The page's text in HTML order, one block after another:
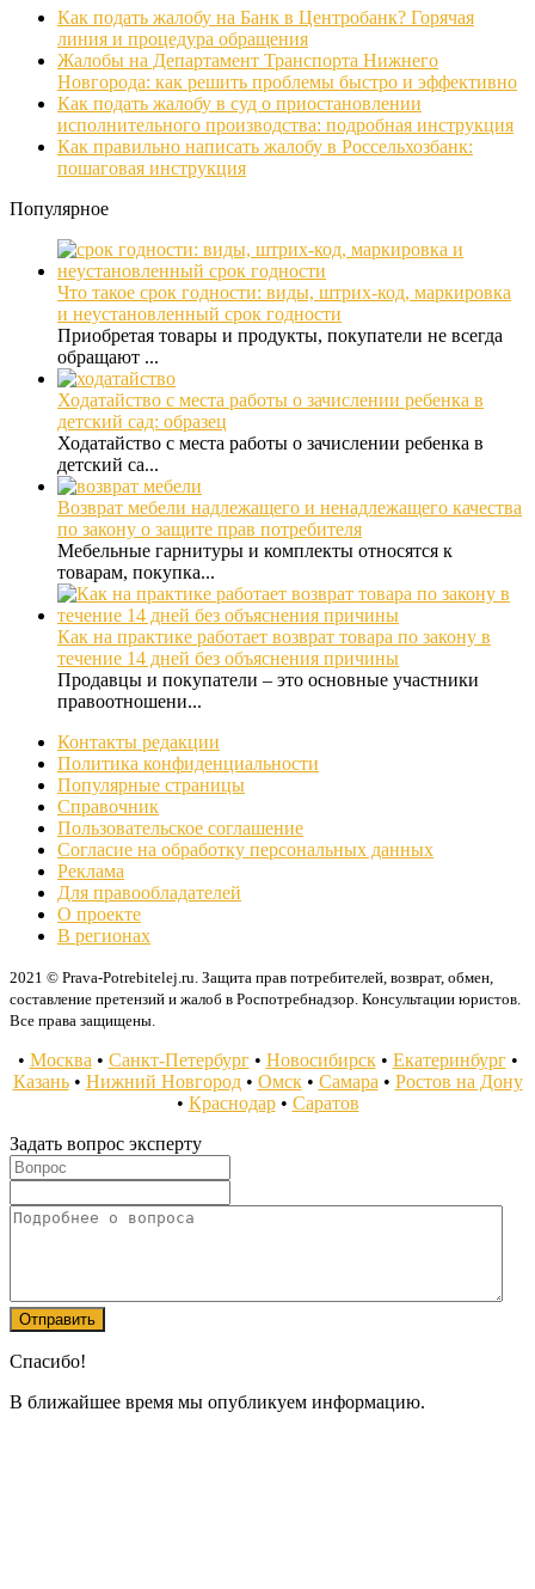
Как подать жалобу на Банк в Центробанк? Горячая
линия и процедура обращения
Жалобы на Департамент Транспорта Нижнего
Новгорода: как решить проблемы быстро и эффективно
Как подать жалобу в суд о приостановлении
исполнительного производства: подробная инструкция
Как правильно написать жалобу в Россельхозбанк:
пошаговая инструкция
Популярное
Что такое срок годности: виды, штрих-код, маркировка
и неустановленный срок годности
Приобретая товары и продукты, покупатели не всегда
обращают ...
Ходатайство с места работы о зачислении ребенка в
детский сад: образец
Ходатайство с места работы о зачислении ребенка в
детский са...
Возврат мебели надлежащего и ненадлежащего качества
по закону о защите прав потребителя
Мебельные гарнитуры и комплекты относятся к
товарам, покупка...
Как на практике работает возврат товара по закону в
течение 14 дней без объяснения причины
Продавцы и покупатели – это основные участники
правоотношени...
Контакты редакции
Политика конфиденциальности
Популярные страницы
Справочник
Пользовательское соглашение
Согласие на обработку персональных данных
Реклама
Для правообладателей
О проекте
В регионах
2021 © Prava-Potrebitelej.ru. Защита прав потребителей, возврат, обмен,
составление претензий и жалоб в Роспотребнадзор. Консультации юристов.
Все права защищены.
• Москва • Санкт-Петербург• Новосибирск• Екатеринбург•
Казань• Нижний Новгород• Омск• Самара • Ростов на Дону
• Краснодар• Саратов
Задать вопрос эксперту
Спасибо!
В ближайшее время мы опубликуем информацию.